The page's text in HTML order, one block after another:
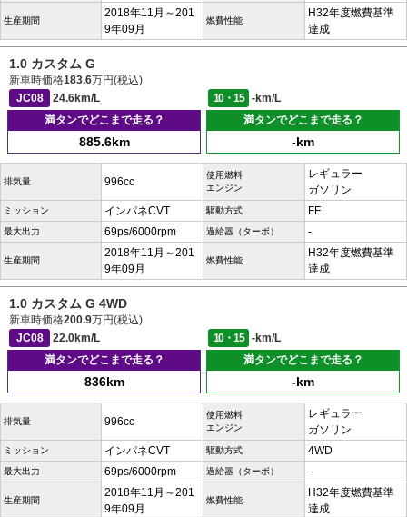
生産期間
2018年11月～201
9年09月
燃費性能
H32年度燃費基準
達成
1.0 カスタム G
新車時価格183.6万円(税込)
JC08
24.6km/L 10・15
-km/L
満タンでどこまで走る？
885.6km
満タンでどこまで走る？
-km
排気量 996cc
使用燃料
エンジン
レギュラー
ガソリン
ミッション インパネCVT 駆動方式 FF
最大出力 69ps/6000rpm 過給器（ターボ） -
生産期間
2018年11月～201
9年09月
燃費性能
H32年度燃費基準
達成
1.0 カスタム G 4WD
新車時価格200.9万円(税込)
JC08
22.0km/L 10・15
-km/L
満タンでどこまで走る？
836km
満タンでどこまで走る？
-km
排気量 996cc
使用燃料
エンジン
レギュラー
ガソリン
ミッション インパネCVT 駆動方式 4WD
最大出力 69ps/6000rpm 過給器（ターボ） -
生産期間
2018年11月～201
9年09月
燃費性能
H32年度燃費基準
達成